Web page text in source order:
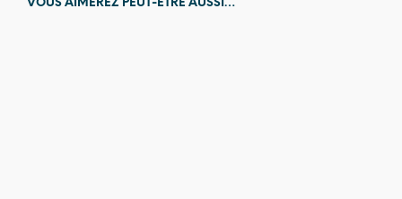
VOUS AIMEREZ PEUT-ÊTRE AUSSI…